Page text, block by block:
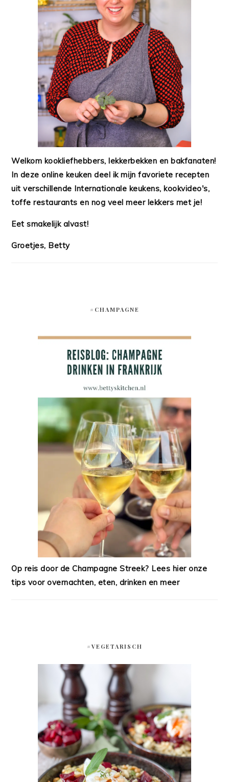
Welkom kookliefhebbers, lekkerbekken en bakfanaten!
In deze online keuken deel ik mijn favoriete recepten
uit verschillende Internationale keukens, kookvideo's,
toffe restaurants en nog veel meer lekkers met je!
Eet smakelijk alvast!
Groetjes, Betty
#CHAMPAGNE
Op reis door de Champagne Streek? Lees hier onze
tips voor overnachten, eten, drinken en meer
#VEGETARISCH